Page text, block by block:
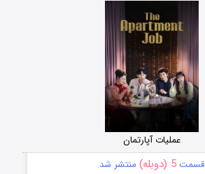
عملیات آپارتمان
قسمت5 (دوبله) منتشر شد